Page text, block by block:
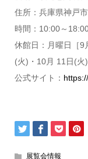
住所：兵庫県神戸
時間：10:00～
休館日：月曜日［9
(火)・10月 11日(火)
公式サイト：
展覧会情報